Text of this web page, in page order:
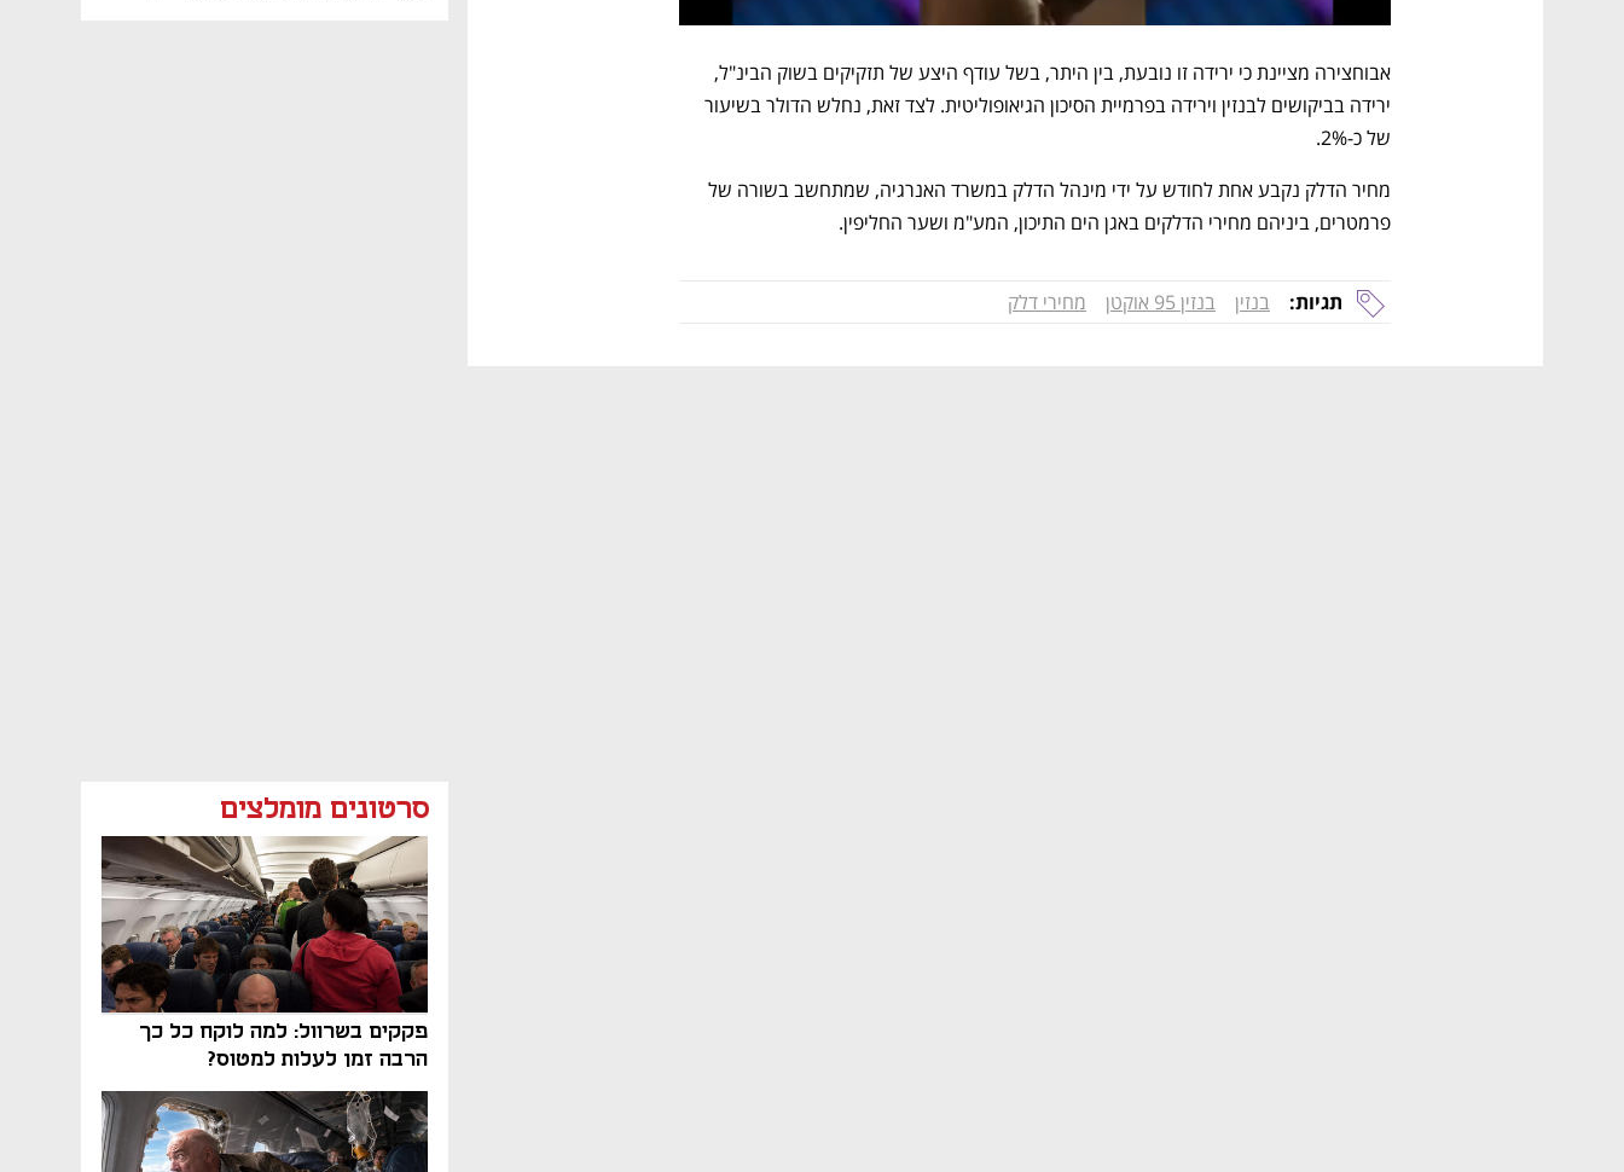
סרטונים מומלצים
פקקים בשרוול: למה לוקח כל כך
הרבה זמן לעלות למטוס?
של כ-2%.
פרמטרים, ביניהם מחירי הדלקים באגן הים התיכון, המע"מ ושער החליפין.
תגיות: בנזין בנזין 95 אוקטן מחירי דלק